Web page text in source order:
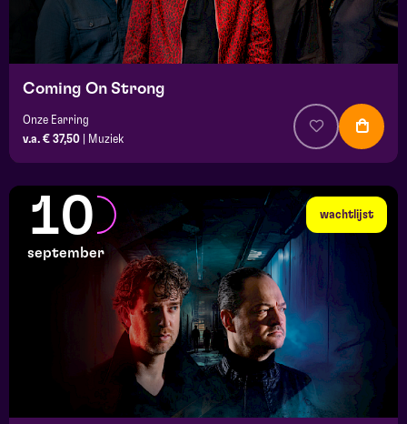
Coming On Strong
Onze Earring
v.a. € 37,50
Muziek
wachtlijst
10
september